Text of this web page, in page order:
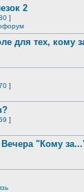
2
]
для тех, кому
]
]
"Кому